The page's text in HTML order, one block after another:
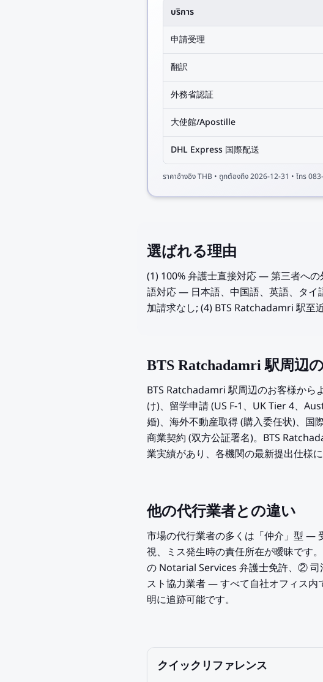
บริการ
申請受理
翻訳
外務省認証
大使館/Apostille
DHL Express 国際配送
ราคาอ้างอิงTHB • ถูกต้องถึง2026-12-31 • โทร
選ばれる理由
(1) 100% 弁護士直接対応 — 第三者へ
語対応 — 日本語、中国語、英語、タイ
加請求なし; (4) BTS Ratchadamri 駅
BTS Ratchadamri 駅周辺
BTS Ratchadamri 駅周辺のお客様から
け)、留学申請 (US F-1、UK Tier 4、
婚)、海外不動産取得 (購入委任状)、国
商業契約 (双方公証署名)。BTS
業実績があり、各機関の最新提出仕様に
他の代行業者との違い
市場の代行業者の多くは「仲介」型 —
視、ミス発生時の責任所在が曖昧です
の Notarial Services 弁護士免許、②
スト協力業者 — すべて自社オフィス内
明に追跡可能です。
クイックリファレンス